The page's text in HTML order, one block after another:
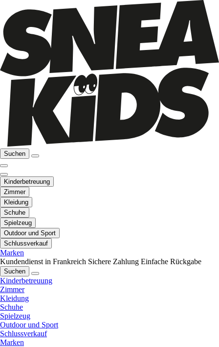
Suchen
Kinderbetreuung
Zimmer
Kleidung
Schuhe
Spielzeug
Outdoor und Sport
Schlussverkauf
Marken
Kundendienst in Frankreich Sichere Zahlung Einfache Rückgabe
Suchen
Kinderbetreuung
Zimmer
Kleidung
Schuhe
Spielzeug
Outdoor und Sport
Schlussverkauf
Marken